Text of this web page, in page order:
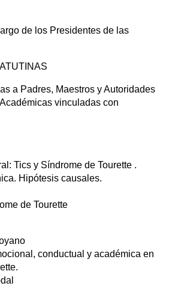
de los Presidentes de las
a Padres, Maestros y Autoridades
vinculadas con
Tics y Síndrome de Tourette .
Hipótesis causales.
de Tourette
conductual y académica en